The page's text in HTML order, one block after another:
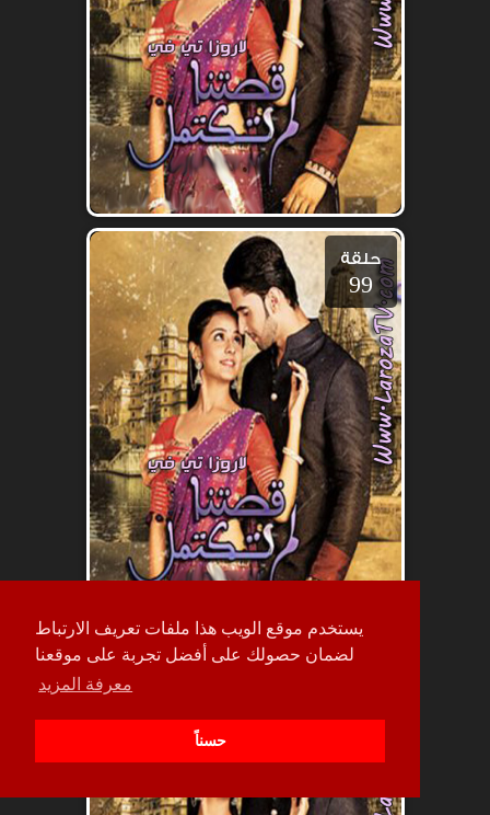
يستخدم موقع الويب هذا ملفات تعريف الارتباط
لضمان حصولك على أفضل تجربة على موقعنا
معرفة المزيد
حسناً
حلقة
99